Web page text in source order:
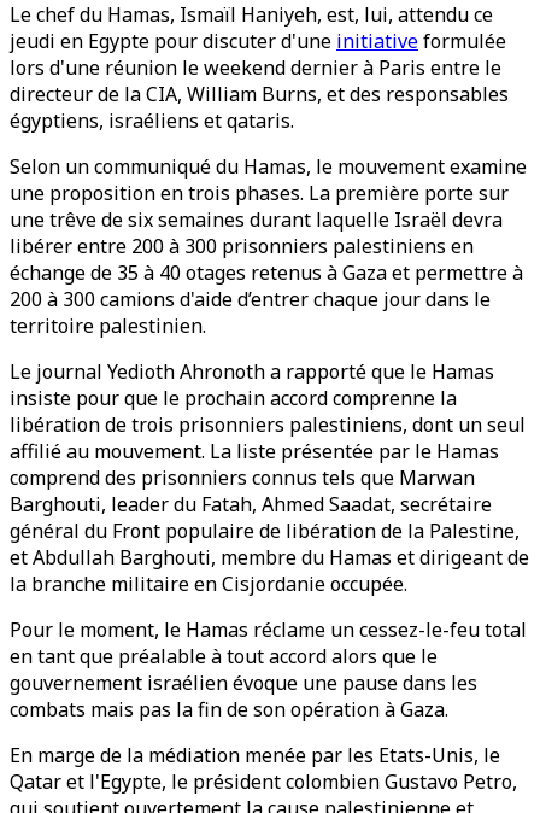
Le chef du Hamas, Ismaïl Haniyeh, est, lui, attendu ce
jeudi en Egypte pour discuter d'une initiativeformulée
lors d'une réunion le weekend dernier à Paris entre le
directeur de la CIA, William Burns, et des responsables
égyptiens, israéliens et qataris.
Selon un communiqué du Hamas, le mouvement examine
une proposition en trois phases. La première porte sur
une trêve de six semaines durant laquelle Israël devra
libérer entre 200 à 300 prisonniers palestiniens en
échange de 35 à 40 otages retenus à Gaza et permettre à
200 à 300 camions d'aide d’entrer chaque jour dans le
territoire palestinien.
Le journal Yedioth Ahronoth a rapporté que le Hamas
insiste pour que le prochain accord comprenne la
libération de trois prisonniers palestiniens, dont un seul
affilié au mouvement. La liste présentée par le Hamas
comprend des prisonniers connus tels que Marwan
Barghouti, leader du Fatah, Ahmed Saadat, secrétaire
général du Front populaire de libération de la Palestine,
et Abdullah Barghouti, membre du Hamas et dirigeant de
la branche militaire en Cisjordanie occupée.
Pour le moment, le Hamas réclame un cessez-le-feu total
en tant que préalable à tout accord alors que le
gouvernement israélien évoque une pause dans les
combats mais pas la fin de son opération à Gaza.
En marge de la médiation menée par les Etats-Unis, le
Qatar et l'Egypte, le président colombien Gustavo Petro,